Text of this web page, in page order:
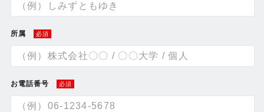
所属 必須
お電話番号 必須